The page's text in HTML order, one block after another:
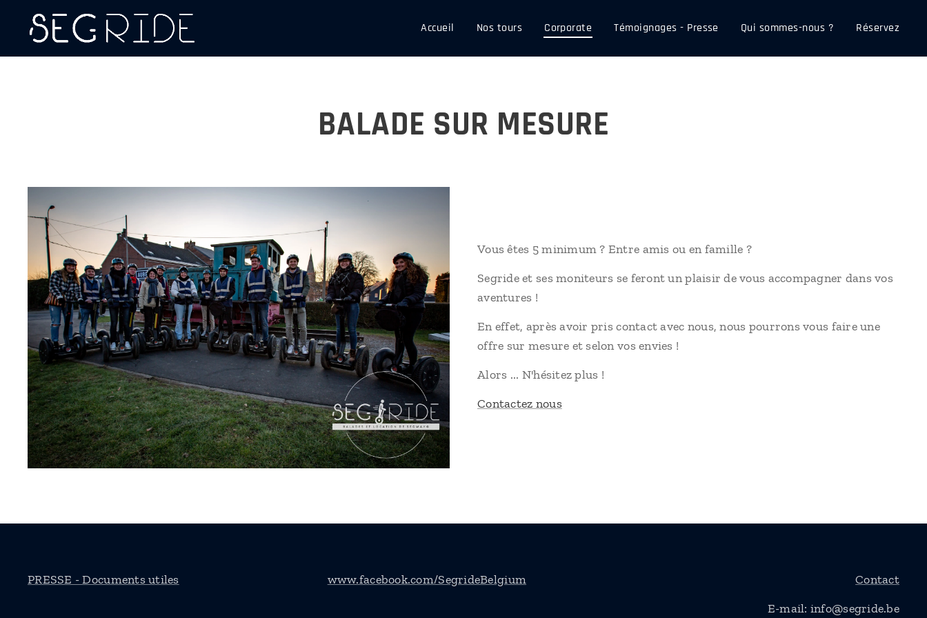
Accueil Nos tours Corporate Témoignages - Presse Qui sommes-nous ? Réservez
BALADE SUR MESURE
Vous êtes 5 minimum ? Entre amis ou en famille ?
Segride et ses moniteurs se feront un plaisir de vous accompagner dans vos
aventures !
En effet, après avoir pris contact avec nous, nous pourrons vous faire une
offre sur mesure et selon vos envies !
Alors ... N'hésitez plus !
Contactez nous
PRESSE - Documents utiles www.facebook.com/SegrideBelgium
Contact
E-mail: info@segride.be